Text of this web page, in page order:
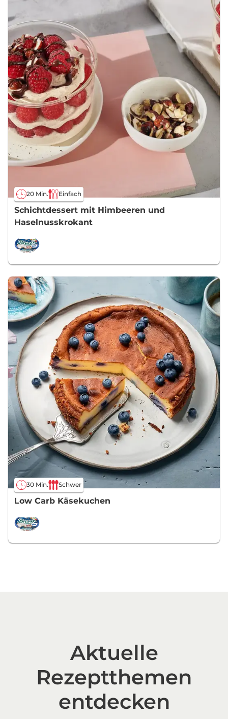
20 Min. Einfach
Schichtdessert mit Himbeeren und
Haselnusskrokant
30 Min. Schwer
Low Carb Käsekuchen
Aktuelle
Rezeptthemen
entdecken